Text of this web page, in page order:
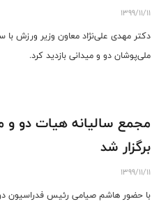
1399/11/11
دکتر مهدی علی‌نژاد معاون وزیر ورزش
ملی‌پوشان دو و میدانی بازدید کرد.
مجمع سالیانه هیات دو و
برگزار شد
1399/11/11
با حضور هاشم صیامی رئیس فدراسیون